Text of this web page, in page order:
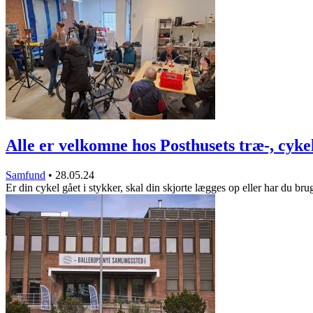
Alle er velkomne hos Posthusets træ-,
Samfund • 28.05.24
Er din cykel gået i stykker, skal din skjorte lægges op eller har du